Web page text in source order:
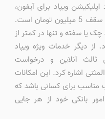
ویپاد برای آیفون،
امکان دریافت تسهیلات آنلاین تا سقف 5 میلیون تومان است.
یا سفته و تنها در کمتر از
از دیگر خدمات ویژه ویپاد
آنلاین و درخواست
اشاره کرد. این امکانات
مناسب برای کسانی باشد که
بانکی خود از هر جایی